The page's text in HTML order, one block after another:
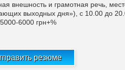
внешность и грамотная речь,
выходных дня»), с 10.00 до
6000 грн+%
резюме